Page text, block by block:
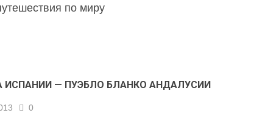
по миру
ИСПАНИИ — ПУЭБЛО БЛАНКО АНДАЛУСИИ
0